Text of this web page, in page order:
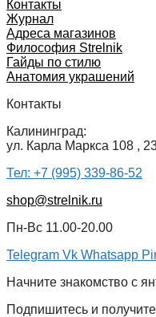
Контакты
Журнал
Адреса магазинов
Философия Strelnik
Гайды по стилю
Анатомия украшений
Контакты
Калининград:
ул. Карла Маркса 108 ,
Тел: +7 (995) 339-86-52
shop@strelnik.ru
Пн-Вс 11.00-20.00
Telegram Vk Whatsapp
Начните знакомство с
Подпишитесь и